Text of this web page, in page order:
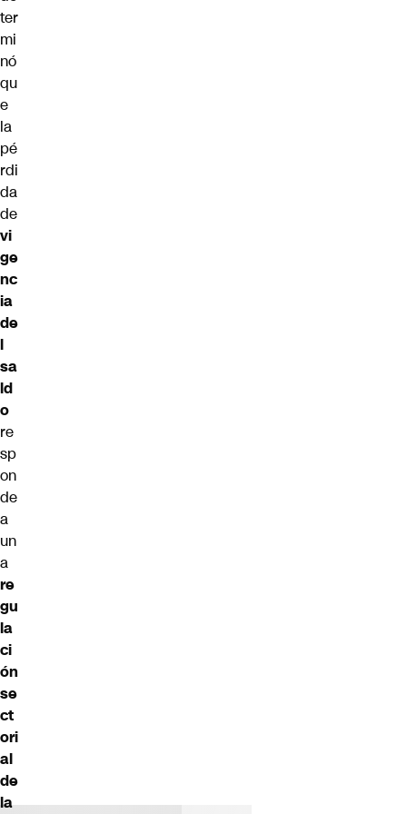
ter
mi
nó
qu
e
la
pé
rdi
da
de
vi
ge
nc
ia
de
l
sa
ld
o
re
sp
on
de
a
un
a
re
gu
la
ci
ón
se
ct
ori
al
de
la